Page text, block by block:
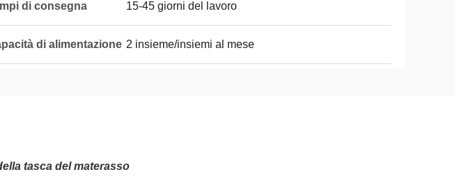
di consegna 15-45 giorni del lavoro
di alimentazione 2 insieme/insiemi al mese
tasca del materasso